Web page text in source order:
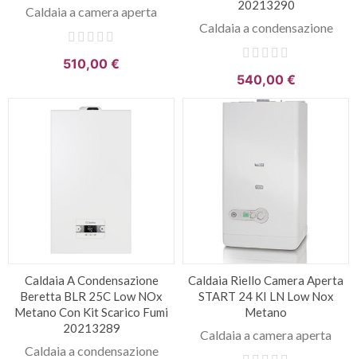
Caldaia a camera aperta
510,00 €
20213290
Caldaia a condensazione
540,00 €
Caldaia A Condensazione
Beretta BLR 25C Low NOx
Metano Con Kit Scarico Fumi
20213289
Caldaia a condensazione
Caldaia Riello Camera Aperta
START 24 KI LN Low Nox
Metano
Caldaia a camera aperta